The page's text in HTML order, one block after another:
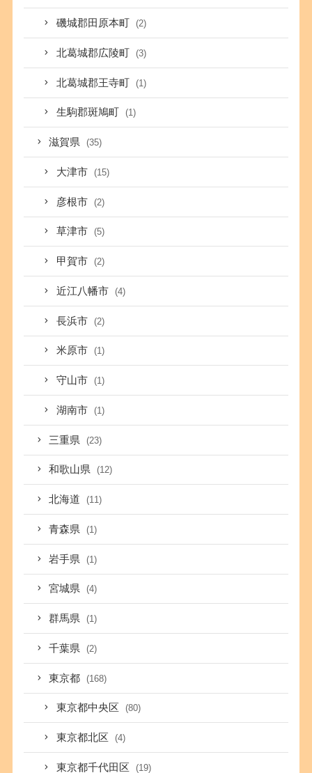
磯城郡田原本町 (2)
北葛城郡広陵町 (3)
北葛城郡王寺町 (1)
生駒郡斑鳩町 (1)
滋賀県 (35)
大津市 (15)
彦根市 (2)
草津市 (5)
甲賀市 (2)
近江八幡市 (4)
長浜市 (2)
米原市 (1)
守山市 (1)
湖南市 (1)
三重県 (23)
和歌山県 (12)
北海道 (11)
青森県 (1)
岩手県 (1)
宮城県 (4)
群馬県 (1)
千葉県 (2)
東京都 (168)
東京都中央区 (80)
東京都北区 (4)
東京都千代田区 (19)